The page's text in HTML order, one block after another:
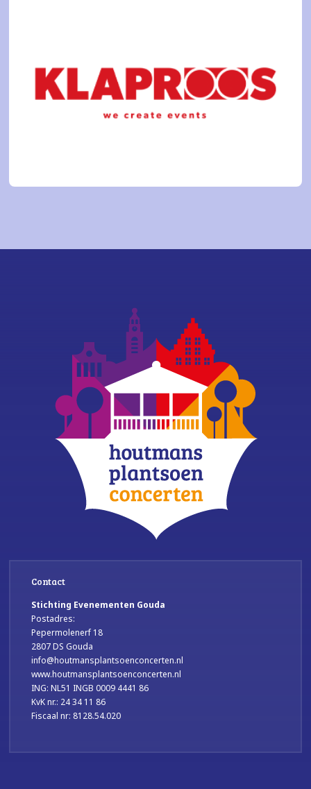
Contact
Stichting Evenementen Gouda
Postadres:
Pepermolenerf 18
2807 DS Gouda
info@houtmansplantsoenconcerten.nl
www.houtmansplantsoenconcerten.nl
ING: NL51 INGB 0009 4441 86
KvK nr.: 24 34 11 86
Fiscaal nr: 8128.54.020